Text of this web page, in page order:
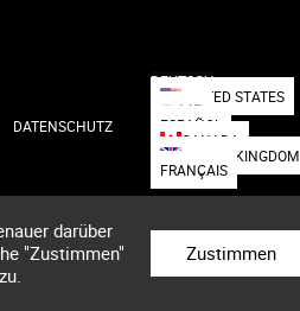
DATENSCHUTZ
DEUTSCH
UNITED STATES
日本語
ESPAÑOL
CANADA
UNITED KINGDOM
FRANÇAIS
darüber
"Zustimmen"
Zustimmen